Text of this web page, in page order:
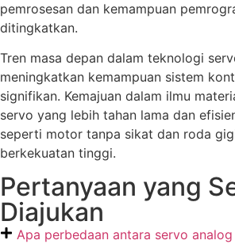
pemrosesan dan kemampuan
ditingkatkan.
Tren masa depan dalam teknologi
meningkatkan kemampuan sistem
signifikan. Kemajuan dalam ilmu
servo yang lebih tahan lama dan
seperti motor tanpa sikat dan roda
berkekuatan tinggi.
Pertanyaan yang
Diajukan
Apa perbedaan antara servo